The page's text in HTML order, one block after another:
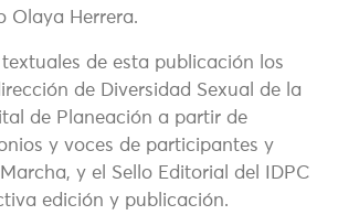
Olaya Herrera.
de esta publicación los
de Diversidad Sexual de la
de Planeación a partir de
y voces de participantes y
y el Sello Editorial del IDPC
edición y publicación.